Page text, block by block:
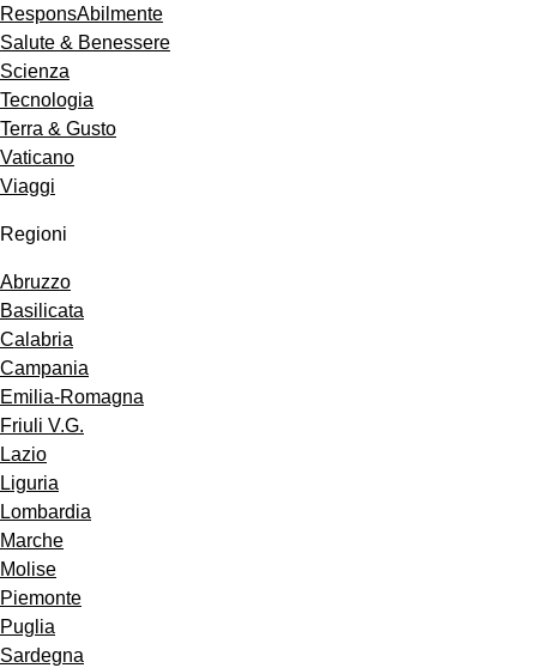
ResponsAbilmente
Salute & Benessere
Scienza
Tecnologia
Terra & Gusto
Vaticano
Viaggi
Regioni
Abruzzo
Basilicata
Calabria
Campania
Emilia-Romagna
Friuli V.G.
Lazio
Liguria
Lombardia
Marche
Molise
Piemonte
Puglia
Sardegna